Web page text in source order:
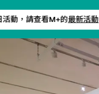
活動，請查看M+的最新活動